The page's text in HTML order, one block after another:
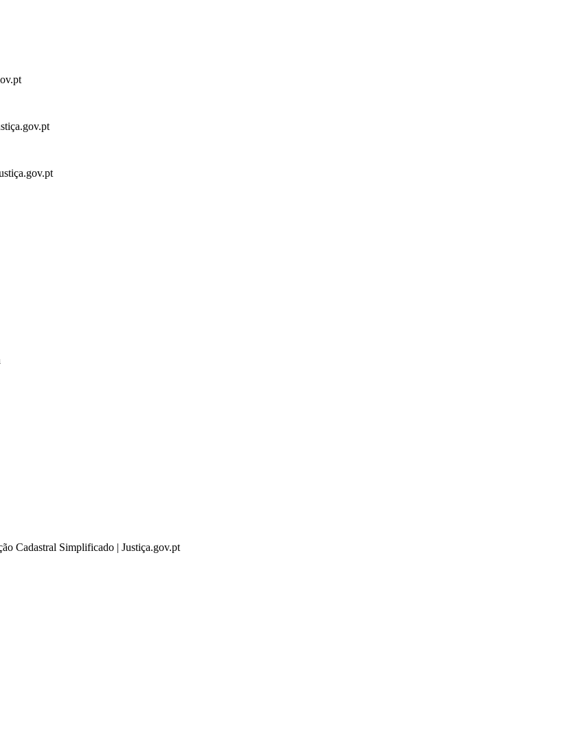
Cadastral Simplificado | Justiça.gov.pt